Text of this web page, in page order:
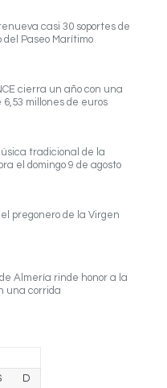
casi 30 soportes de
del Paseo Marítimo
cierra un año con una
6,53 millones de euros
tradicional de la
el domingo 9 de agosto
pregonero de la Virgen
Almería rinde honor a la
una corrida
D